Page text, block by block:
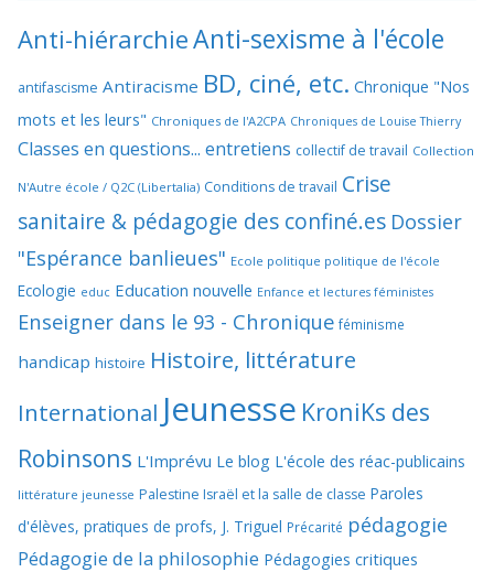
Anti-hiérarchieAnti-sexisme à l'école
antifascisme Antiracisme BD, ciné, etc. Chronique "Nos
mots et les leurs" Chroniques de l'A2CPA Chroniques de Louise Thierry
Classes en questions... entretiens collectif de travail Collection
N'Autre école / Q2C (Libertalia) Conditions de travail Crise
sanitaire & pédagogie des confiné.es Dossier
"Espérance banlieues" Ecole politique politique de l'école
Ecologie educ Education nouvelle Enfance et lectures féministes
Enseigner dans le 93 - Chronique féminisme
handicap histoire Histoire, littérature
International Jeunesse KroniKs des
Robinsons L'Imprévu Le blog L'école des réac-publicains
littérature jeunesse Palestine Israël et la salle de classe Paroles
d'élèves, pratiques de profs, J. Triguel Précarité pédagogie
Pédagogie de la philosophie Pédagogies critiques